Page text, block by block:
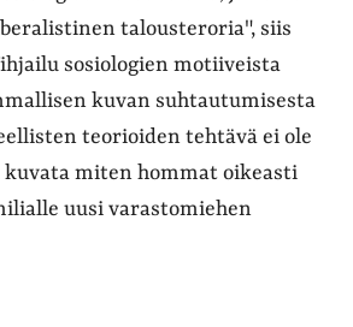
talousteroria", siis
sosiologien motiiveista
kuvan suhtautumisesta
teorioiden tehtävä ei ole
miten hommat oikeasti
uusi varastomiehen